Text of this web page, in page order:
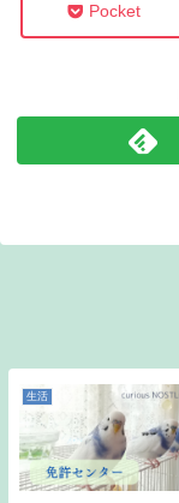
Pocket
生活